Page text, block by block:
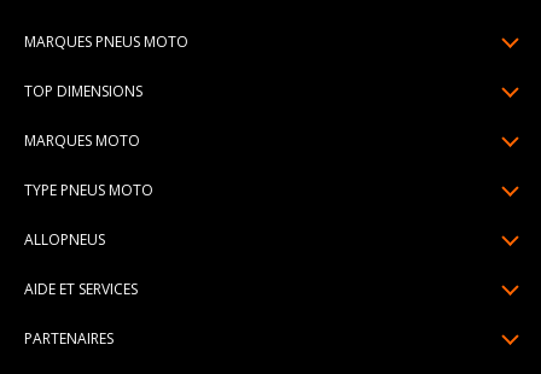
MARQUES PNEUS MOTO
Pneus Continental
Pneus Metzeler
Pneus Mitas
TOP DIMENSIONS
150/70R17
180/55R17
190/55R17
MARQUES MOTO
Pneus Kawasaki
Pneus Suzuki
TYPE PNEUS MOTO
Pneus moto trail
ALLOPNEUS
Espace Presse
AIDE ET SERVICES
PARTENAIRES